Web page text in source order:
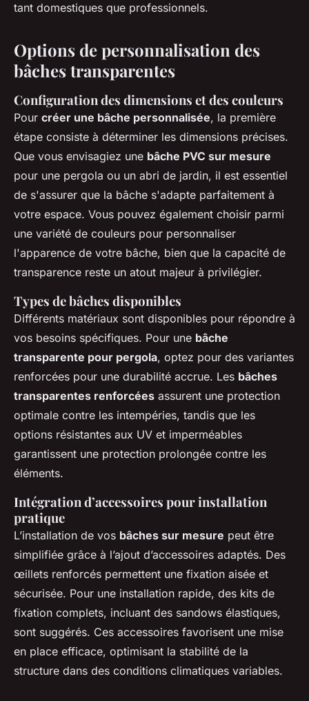
tant domestiques que professionnels.
Options de personnalisation des
bâches transparentes
Configuration des dimensions et des couleurs
Pour créer une bâche personnalisée, la première
étape consiste à déterminer les dimensions précises.
Que vous envisagiez une bâche PVC sur mesure
pour une pergola ou un abri de jardin, il est essentiel
de s'assurer que la bâche s'adapte parfaitement à
votre espace. Vous pouvez également choisir parmi
une variété de couleurs pour personnaliser
l'apparence de votre bâche, bien que la capacité de
transparence reste un atout majeur à privilégier.
Types de bâches disponibles
Différents matériaux sont disponibles pour répondre à
vos besoins spécifiques. Pour une bâche
transparente pour pergola, optez pour des variantes
renforcées pour une durabilité accrue. Les bâches
transparentes renforcées assurent une protection
optimale contre les intempéries, tandis que les
options résistantes aux UV et imperméables
garantissent une protection prolongée contre les
éléments.
Intégration d’accessoires pour installation
pratique
L’installation de vos bâches sur mesure peut être
simplifiée grâce à l’ajout d’accessoires adaptés. Des
œillets renforcés permettent une fixation aisée et
sécurisée. Pour une installation rapide, des kits de
fixation complets, incluant des sandows élastiques,
sont suggérés. Ces accessoires favorisent une mise
en place efficace, optimisant la stabilité de la
structure dans des conditions climatiques variables.